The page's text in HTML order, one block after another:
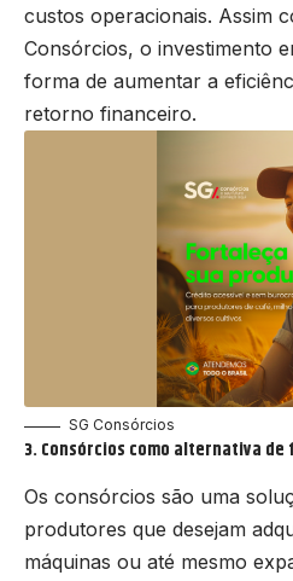
custos operacionais. Assim
Consórcios, o investimento
forma de aumentar a
retorno financeiro.
SG Consórcios
3. Consórcios como alternativa
Os consórcios são uma
produtores que desejam
máquinas ou até mesmo